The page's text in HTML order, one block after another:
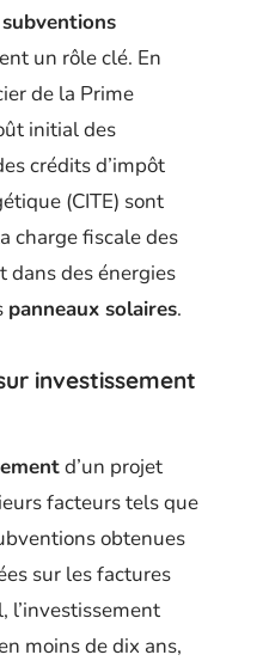
subventions
un rôle clé. En
de la Prime
initial des
crédits d’impôt
(CITE) sont
charge fiscale des
dans des énergies
panneaux solaires.
investissement
d’un projet
facteurs tels que
obtenues
sur les factures
l’investissement
moins de dix ans,